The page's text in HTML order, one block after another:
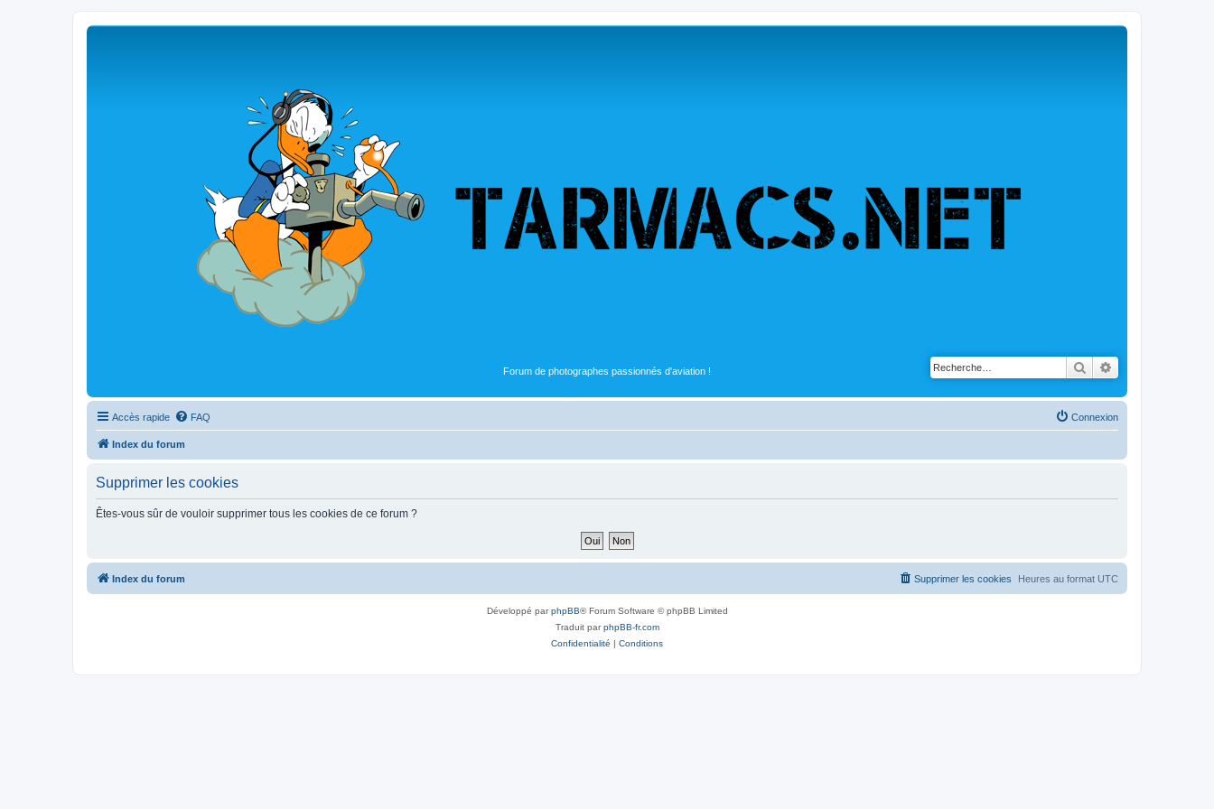
Forum de photographes passionnés d'aviation ! Rechercher
Accès rapide FAQ Connexion
Index du forum
Supprimer les cookies
Êtes-vous sûr de vouloir supprimer tous les cookies de ce forum ?
Index du forum Heures au format UTC
Supprimer les cookies
Développé parphpBB® Forum Software © phpBB Limited
Traduit parphpBB-fr.com
Confidentialité | Conditions